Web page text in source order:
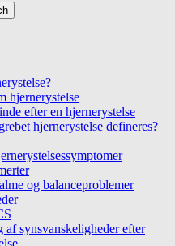
hjernerystelse
efter en hjernerystelse
hjernerystelse defineres?
og balanceproblemer
af synsvanskeligheder efter